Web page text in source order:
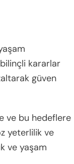
kararlar
güven
ve bu hedeflere
yeterlilik ve
ve yaşam